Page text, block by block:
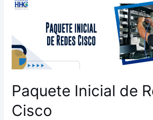
Paquete Inicial de
Cisco
Redes
Cisco